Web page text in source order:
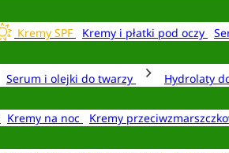
Kremy SPF Kremy i płatki pod oczy
Serum i olejki do twarzy Hydrolaty
Kremy na noc Kremy